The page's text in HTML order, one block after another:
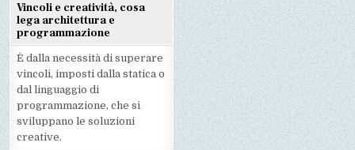
Vincoli e creatività, cosa
lega architettura e
programmazione
È dalla necessità di superare
vincoli, imposti dalla statica o
dal linguaggio di
programmazione, che si
sviluppano le soluzioni
creative.